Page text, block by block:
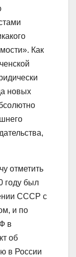
Как
новых
отметить
году был
СССР с
и по
в
об
в России